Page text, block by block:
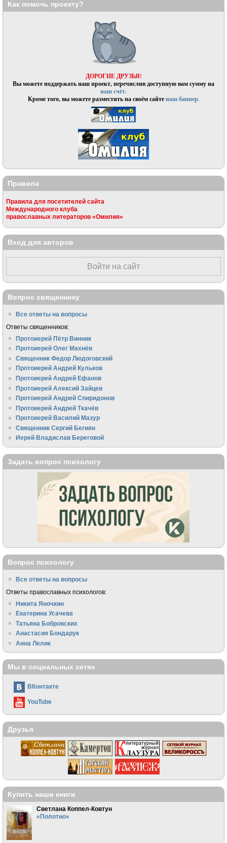
Как помочь проекту?
ДОРОГИЕ ДРУЗЬЯ!
Вы можете поддержать наш проект, перечислив доступную вам сумму на
наш счёт.
Кроме того, вы можете разместить на своём сайтенаш баннер.
Правила
Правила для посетителей сайта
Международного клуба
православных литераторов «Омилия»
Вход для авторов
Войти на сайт
Вопрос священнику
Все ответы на вопросы
Ответы священников:
Протоиерей Пётр Винник
Протоиерей Олег Махнёв
Священник Федор Людоговский
Протоиерей Андрей Кульков
Протоиерей Андрей Ефанов
Протоиерей Алексий Зайцев
Протоиерей Андрей Спиридонов
Протоиерей Андрей Ткачёв
Протоиерей Василий Мазур
Священник Сергий Бегиян
Иерей Владислав Береговой
Задать вопрос психологу
Вопрос психологу
Все ответы на вопросы
Ответы православных психологов:
Никита Яночкин
Екатерина Усачева
Татьяна Бобровских
Анастасия Бондарук
Анна Лелик
Мы в социальных сетях
ВКонтакте
YouTube
Друзья
Купить наши книги
Светлана Коппел-Ковтун
«Полотно»